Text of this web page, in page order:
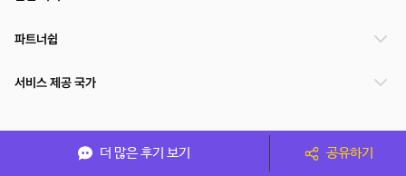
더 많은 후기 보기 공유하기
파트너쉽
서비스 제공 국가
(주)NSPACE 사업자정보